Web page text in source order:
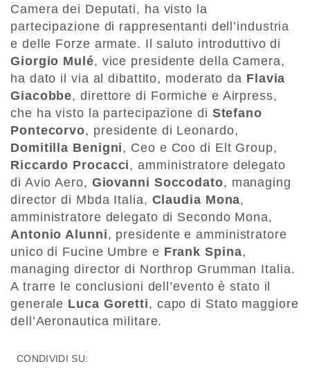
Camera dei Deputati, ha visto la
partecipazione di rappresentanti dell’industria
e delle Forze armate. Il saluto introduttivo di
Giorgio Mulé, vice presidente della Camera,
ha dato il via al dibattito, moderato da Flavia
Giacobbe, direttore di Formiche e Airpress,
che ha visto la partecipazione di Stefano
Pontecorvo, presidente di Leonardo,
Domitilla Benigni, Ceo e Coo di Elt Group,
Riccardo Procacci, amministratore delegato
di Avio Aero, Giovanni Soccodato, managing
director di Mbda Italia, Claudia Mona,
amministratore delegato di Secondo Mona,
Antonio Alunni, presidente e amministratore
unico di Fucine Umbre e Frank Spina,
managing director di Northrop Grumman Italia.
A trarre le conclusioni dell’evento è stato il
generale Luca Goretti, capo di Stato maggiore
dell’Aeronautica militare.
CONDIVIDI SU: